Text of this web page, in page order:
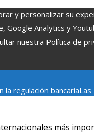
y personalizar su
Google Analytics y
nuestra Política de
regulación bancaria
y tecnología
más